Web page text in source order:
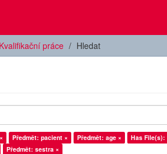
Kvalifikační práce Hledat
Předmět: pacient × Předmět: age ×
Has File(s):
Předmět: sestra ×